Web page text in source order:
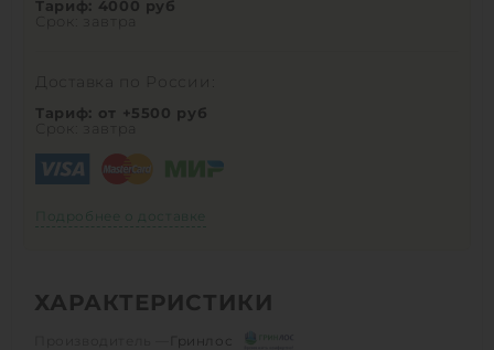
Тариф: 4000 руб
Срок: завтра
Доставка по России:
Тариф: от +5500 руб
Срок: завтра
Подробнее о доставке
ХАРАКТЕРИСТИКИ
Гринлос